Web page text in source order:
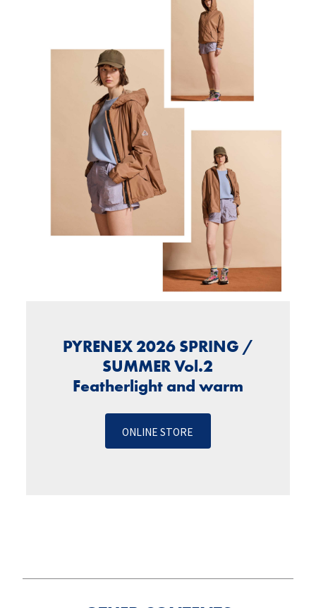
PYRENEX 2026 SPRING /
SUMMER Vol.2
Featherlight and warm
ONLINE STORE